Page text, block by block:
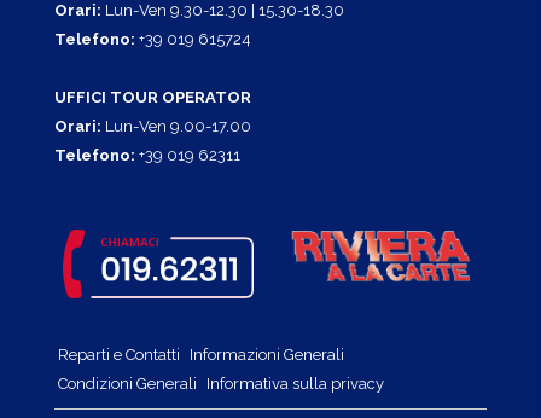
Orari: Lun-Ven 9.30-12.30 | 15.30-18.30
Telefono: +39 019 615724
UFFICI TOUR OPERATOR
Orari: Lun-Ven 9.00-17.00
Telefono: +39 019 62311
Reparti e Contatti
Informazioni Generali
Condizioni Generali
Informativa sulla privacy